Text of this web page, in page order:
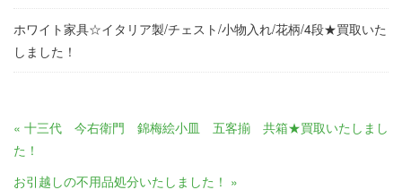
ホワイト家具☆イタリア製/チェスト/小物入れ/花柄/4段★買取いた
しました！
« 十三代 今右衛門 錦梅絵小皿 五客揃 共箱★買取いたしまし
た！
お引越しの不用品処分いたしました！ »